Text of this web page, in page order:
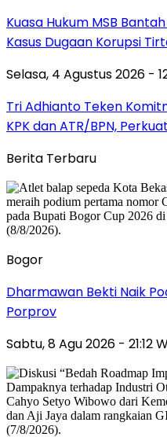
Kuasa Hukum MSB
Kasus Dugaan Korupsi
Selasa, 4 Agustus 2026 -
Tri Adhianto Teken
KPK dan ATR/BPN,
Berita Terbaru
Bogor
Dharmawan Bekti Naik
Porprov
Sabtu, 8 Agu 2026 - 21:12